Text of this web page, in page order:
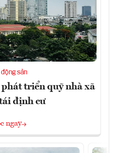
động sản
triển quỹ nhà xã
định cư
ngay